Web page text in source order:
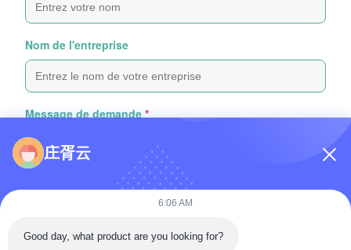
Nom de l'entreprise
Message de demande *
Joindre des fichiers
庄胥云
6:06 AM
Good day, what product are you looking for?